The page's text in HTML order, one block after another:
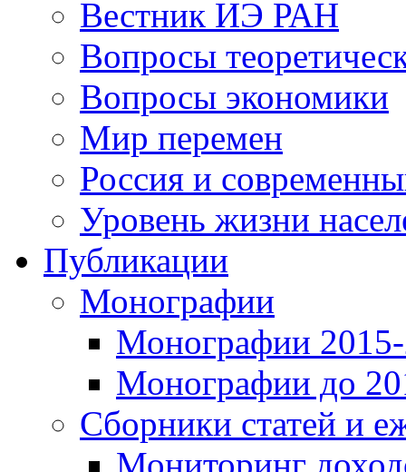
Вестник ИЭ РАН
Вопросы
Вопросы экономики
Мир перемен
Россия и
Уровень жизни
Публикации
Монографии
Монографии 2015-
Монографии до
Сборники статей и
Мониторинг